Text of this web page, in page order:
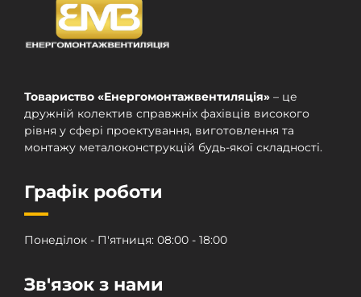
Товариство «Енергомонтажвентиляція» – це
дружній колектив справжніх фахівців високого
рівня у сфері проектування, виготовлення та
монтажу металоконструкцій будь-якої складності.
Графік роботи
Понеділок - П'ятниця: 08:00 - 18:00
Зв'язок з нами